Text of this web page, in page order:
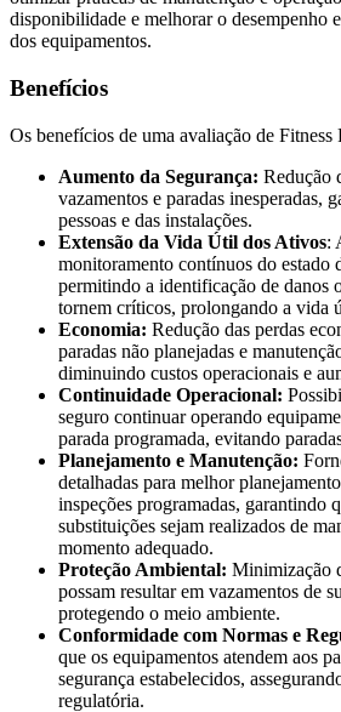
disponibilidade e melhorar o desempenho
dos equipamentos.
Benefícios
Os benefícios de uma avaliação de
Aumento da Segurança: Redução
vazamentos e paradas inesperadas,
pessoas e das instalações.
Extensão da Vida Útil dos Ativos:
monitoramento contínuos do estado
permitindo a identificação de danos
tornem críticos, prolongando a vida
Economia: Redução das perdas
paradas não planejadas e
diminuindo custos operacionais e
Continuidade Operacional:
seguro continuar operando
parada programada, evitando
Planejamento e Manutenção:
detalhadas para melhor
inspeções programadas, garantindo
substituições sejam realizados de
momento adequado.
Proteção Ambiental: Minimização
possam resultar em vazamentos de
protegendo o meio ambiente.
Conformidade com Normas e
que os equipamentos atendem aos
segurança estabelecidos,
regulatória.